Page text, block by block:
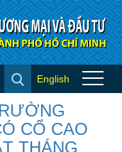
TRƯỜNG
CÓ CỔ
NHẬT
English
CỔ CAO
THÁNG